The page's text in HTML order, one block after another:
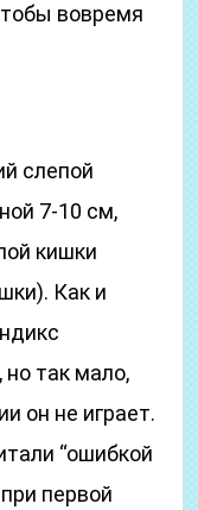
вовремя
слепой
7-10 см,
кишки
Как и
так мало,
он не играет.
“ошибкой
первой